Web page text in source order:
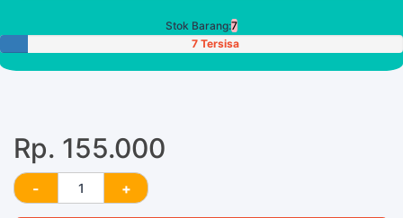
Stok Barang:7
7 Tersisa
Rp. 155.000